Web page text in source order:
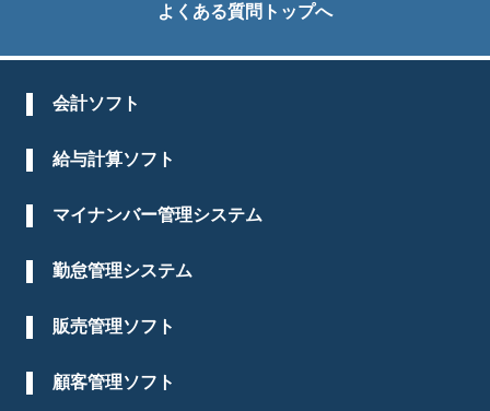
よくある質問トップへ
会計ソフト
給与計算ソフト
マイナンバー管理システム
勤怠管理システム
販売管理ソフト
顧客管理ソフト